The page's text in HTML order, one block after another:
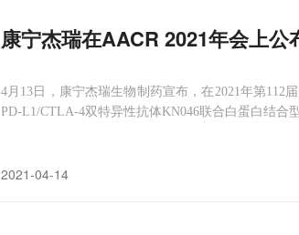
康宁杰瑞在AACR 2021年会上公
4月13日，康宁杰瑞生物制药宣布，在2021年第112
PD-L1/CTLA-4双特异性抗体KN046联合白蛋白结合
2021-04-14